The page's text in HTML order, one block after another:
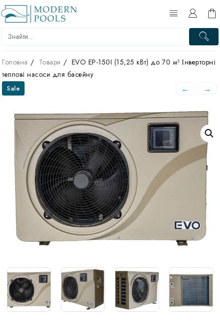
Перейти
до
вмісту
Головна Товари
EVO EP-150I (15,25 кВт) до 70 м³ Інверторні
теплові насоси для басейну
← →
Sale